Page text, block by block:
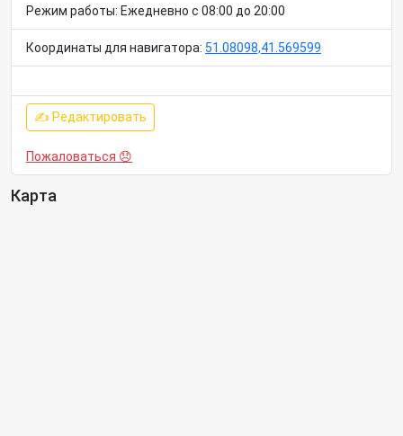
Режим работы: Ежедневно с 08:00 до 20:00
Координаты для навигатора: 51.08098,41.569599
✍ Редактировать
Пожаловаться 😞
Карта